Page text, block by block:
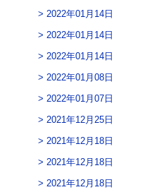
2022年01月14日
2022年01月14日
2022年01月14日
2022年01月08日
2022年01月07日
2021年12月25日
2021年12月18日
2021年12月18日
2021年12月18日